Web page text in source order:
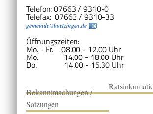
Telefon: 07663 / 9310-0
Telefax: 07663 / 9310-33
gemeinde@boetzingen.de
Öffnungszeiten:
Mo. - Fr. 08.00 - 12.00 Uhr
Mo. 14.00 - 18.00 Uhr
Do. 14.00 - 15.30 Uhr
Bekanntmachungen /
Satzungen